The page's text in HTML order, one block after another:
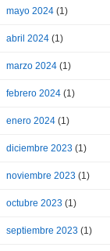
mayo 2024 (1)
abril 2024 (1)
marzo 2024 (1)
febrero 2024 (1)
enero 2024 (1)
diciembre 2023 (1)
noviembre 2023 (1)
octubre 2023 (1)
septiembre 2023 (1)